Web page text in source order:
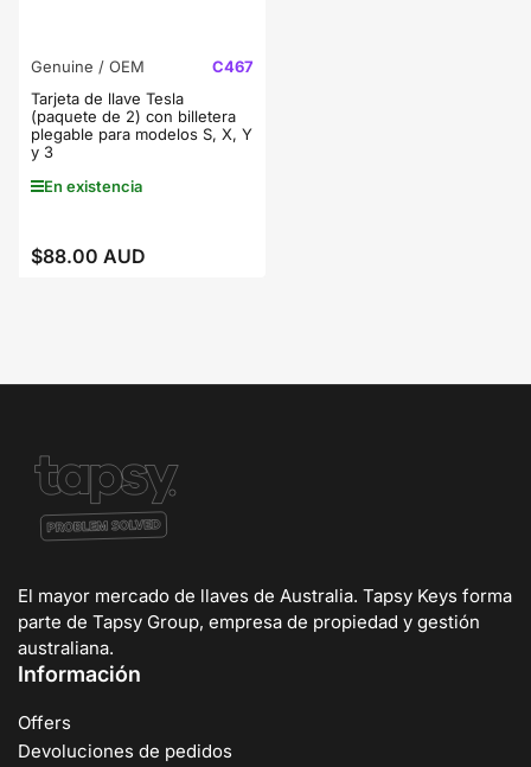
Genuine / OEM
C467
Tarjeta de llave Tesla
(paquete de 2) con billetera
plegable para modelos S, X, Y
y 3
En existencia
Precio
$88.00 AUD
El mayor mercado de llaves de Australia. Tapsy Keys forma
parte de Tapsy Group, empresa de propiedad y gestión
australiana.
Información
Offers
Devoluciones de pedidos